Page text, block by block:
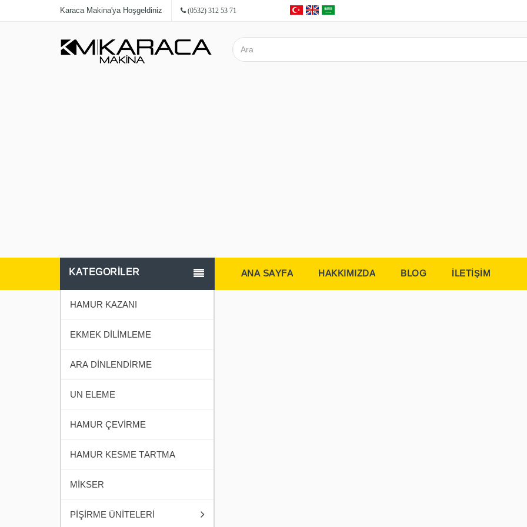
Karaca Makina'ya Hoşgeldiniz (0532) 312 53 71
KATEGORİLER
HAMUR KAZANI
EKMEK DİLİMLEME
ARA DİNLENDİRME
UN ELEME
HAMUR ÇEVİRME
HAMUR KESME TARTMA
MİKSER
PİŞİRME ÜNİTELERİ
ANA SAYFA HAKKIMIZDA BLOG İLETİŞİM